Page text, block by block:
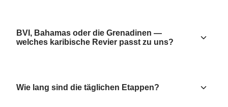
BVI, Bahamas oder die Grenadinen —
welches karibische Revier passt zu uns?
Wie lang sind die täglichen Etappen?